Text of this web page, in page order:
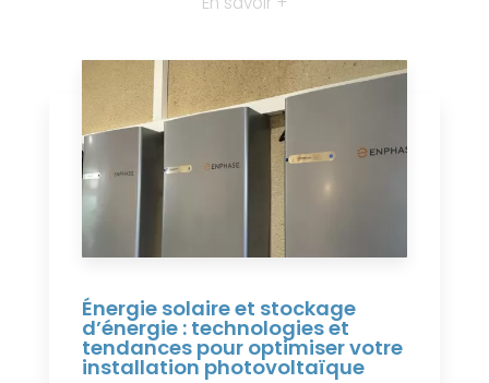
Énergie solaire et stockage
d’énergie : technologies et
tendances pour optimiser votre
installation photovoltaïque